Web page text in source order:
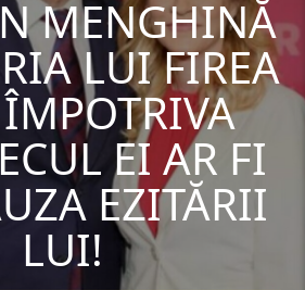
MENGHINĂ
LUI FIREA
EI AR FI
EZITĂRII
LUI!